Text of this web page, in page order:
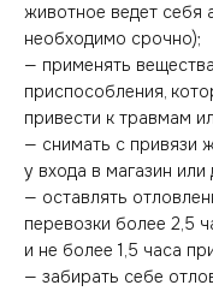
животное ведет себя
необходимо срочно);
— применять
приспособления,
привести к травмам
— снимать с привязи
у входа в магазин
— оставлять
перевозки более 2,5
и не более 1,5 часа
— забирать себе